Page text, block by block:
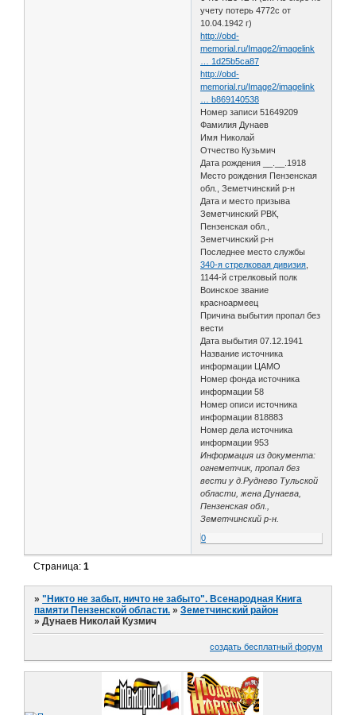
учету потерь 4772с от
10.04.1942 г)
http://obd-
memorial.ru/Image2/imagelink
… 1d25b5ca87
http://obd-
memorial.ru/Image2/imagelink
… b869140538
Номер записи 51649209
Фамилия Дунаев
Имя Николай
Отчество Кузьмич
Дата рождения __.__.1918
Место рождения Пензенская
обл., Земетчинский р-н
Дата и место призыва
Земетчинский РВК,
Пензенская обл.,
Земетчинский р-н
Последнее место службы
340-я стрелковая дивизия
1144-й стрелковый полк
Воинское звание
красноармеец
Причина выбытия пропал без
вести
Дата выбытия 07.12.1941
Название источника
информации ЦАМО
Номер фонда источника
информации 58
Номер описи источника
информации 818883
Номер дела источника
информации 953
Информация из документа:
огнеметчик, пропал без
вести у д.Руднево Тульской
области, жена Дунаева,
Пензенская обл.,
Земетчинский р-н.
0
Страница:1
»"Никто не забыт, ничто не забыто". Всенародная Книга
памяти Пензенской области. »Земетчинский район
»Дунаев Николай Кузмич
создать бесплатный форум